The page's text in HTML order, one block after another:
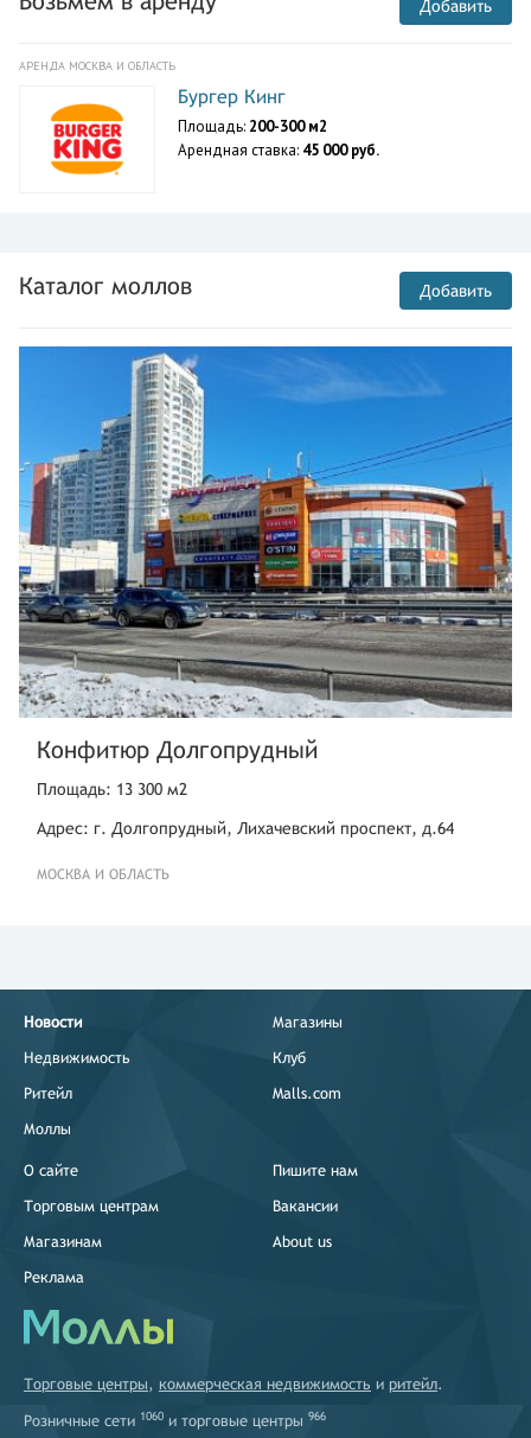
Добавить
АРЕНДА МОСКВА И ОБЛАСТЬ
Бургер Кинг
Площадь: 200-300 м2
Арендная ставка: 45 000 руб.
Каталог моллов Добавить
Конфитюр Долгопрудный
Площадь: 13 300 м2
Адрес: г. Долгопрудный, Лихачевский проспект, д.64
МОСКВА И ОБЛАСТЬ
Новости
Недвижимость
Ритейл
Моллы
Магазины
Клуб
Malls.com
О сайте
Торговым центрам
Магазинам
Реклама
Пишите нам
Вакансии
About us
Торговые центры, коммерческая недвижимость и ритейл.
Розничные сети 1060 и торговые центры 966